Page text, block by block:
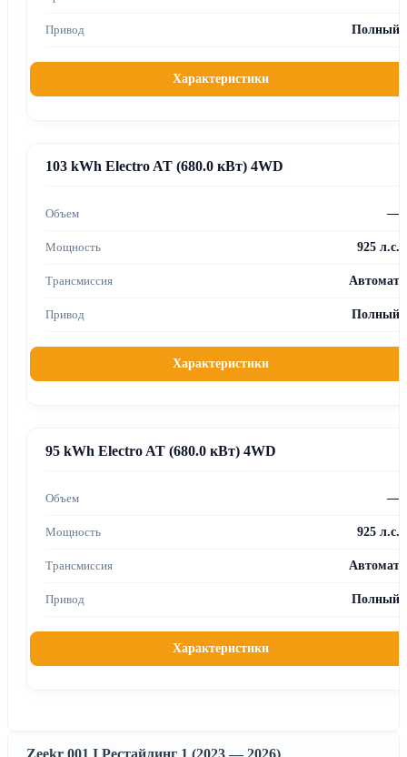
Полный
Характеристики
103 kWh Electro AT (680.0 кВт) 4WD
—
925 л.с.
Автомат
Полный
Характеристики
95 kWh Electro AT (680.0 кВт) 4WD
—
925 л.с.
Автомат
Полный
Характеристики
Zeekr 001 I Рестайлинг 1 (2023 — 2026)